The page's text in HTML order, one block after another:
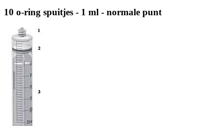
10 o-ring spuitjes - 1 ml - normale punt